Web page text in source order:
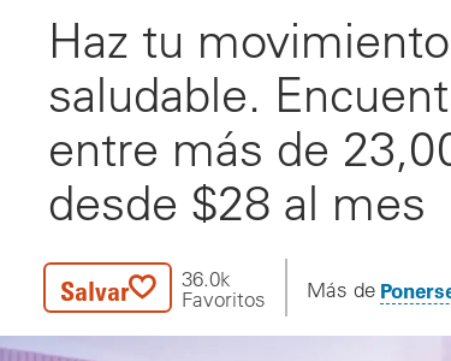
Haz tu
saludable.
entre más de
desde $28 al mes
Salvar
36.0k
Favoritos
Más de